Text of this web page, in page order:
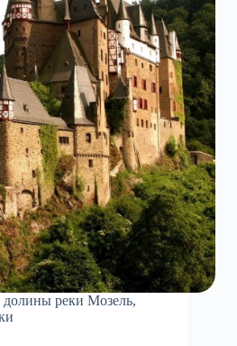
долины реки Мозель,